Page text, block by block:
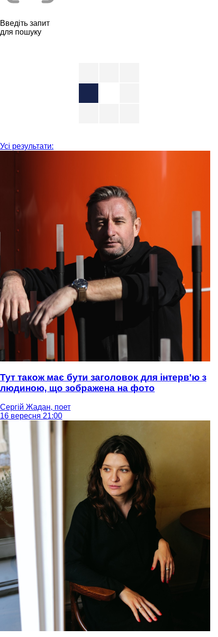
Введіть запит
для пошуку
Усі результати:
Тут також має бути заголовок для інтерв'ю з
людиною, що зображена на фото
Сергій Жадан, поет
16 вересня 21:00